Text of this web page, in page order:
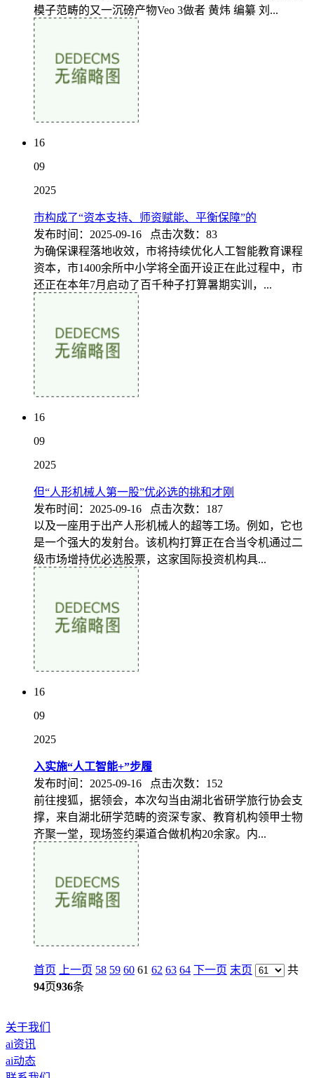
模子范畴的又一沉磅产物Veo 3做者 黄炜 编纂 刘...
16
09
2025
市构成了“资本支持、师资赋能、平衡保障”的
发布时间：2025-09-16 点击次数：83
为确保课程落地收效，市将持续优化人工智能教育课程
资本，市1400余所中小学将全面开设正在此过程中，市
还正在本年7月启动了百千种子打算暑期实训，...
16
09
2025
但“人形机械人第一股”优必选的挑和才刚
发布时间：2025-09-16 点击次数：187
以及一座用于出产人形机械人的超等工场。例如，它也
是一个强大的发射台。该机构打算正在合当令机通过二
级市场增持优必选股票，这家国际投资机构具...
16
09
2025
入实施“人工智能+”步履
发布时间：2025-09-16 点击次数：152
前往搜狐，据领会，本次勾当由湖北省研学旅行协会支
撑，来自湖北研学范畴的资深专家、教育机构领甲士物
齐聚一堂，现场签约渠道合做机构20余家。内...
首页 上一页 58 59 60 61 62 63 64 下一页 末页
共
94页936条
关于我们
ai资讯
ai动态